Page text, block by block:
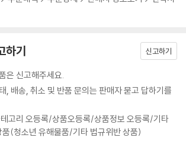
하기 신고하기
은 신고해주세요.
, 배송, 취소 및 반품 문의는 판매자 묻고 답하기를
고리 오등록/상품오등록/상품정보 오등록/기타
(청소년 유해물품/기타 법규위반 상품)